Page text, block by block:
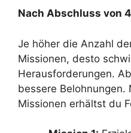
Nach Abschluss von
Je höher die Anzahl
Missionen, desto
Herausforderungen.
bessere Belohnungen.
Missionen erhältst du